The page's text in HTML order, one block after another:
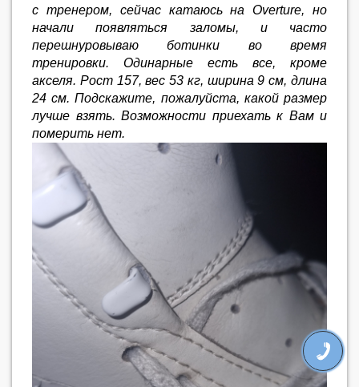
с тренером, сейчас катаюсь на Overture, но
начали появляться заломы, и часто
перешнуровываю ботинки во время
тренировки. Одинарные есть все, кроме
акселя. Рост 157, вес 53 кг, ширина 9 см, длина
24 см. Подскажите, пожалуйста, какой размер
лучше взять. Возможности приехать к Вам и
померить нет.